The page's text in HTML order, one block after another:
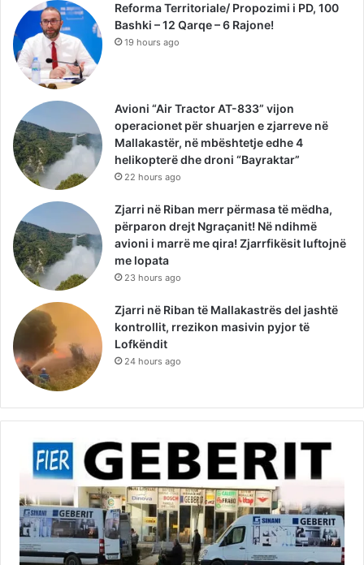
Reforma Territoriale/ Propozimi i PD, 100
Bashki – 12 Qarqe – 6 Rajone!
19 hours ago
Avioni “Air Tractor AT-833” vijon
operacionet për shuarjen e zjarreve në
Mallakastër, në mbështetje edhe 4
helikopterë dhe droni “Bayraktar”
22 hours ago
Zjarri në Riban merr përmasa të mëdha,
përparon drejt Ngraçanit! Në ndihmë
avioni i marrë me qira! Zjarrfikësit luftojnë
me lopata
23 hours ago
Zjarri në Riban të Mallakastrës del jashtë
kontrollit, rrezikon masivin pyjor të
Lofkëndit
24 hours ago